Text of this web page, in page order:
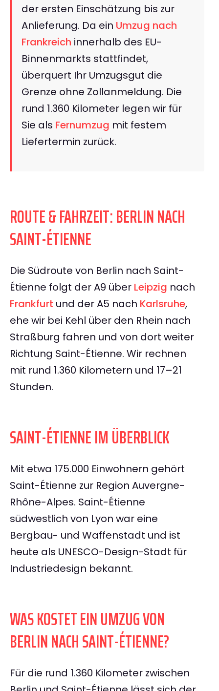
der ersten Einschätzung bis zur
Anlieferung. Da ein Umzug nach
Frankreich innerhalb des EU-
Binnenmarkts stattfindet,
überquert Ihr Umzugsgut die
Grenze ohne Zollanmeldung. Die
rund 1.360 Kilometer legen wir für
Sie als Fernumzug mit festem
Liefertermin zurück.
ROUTE & FAHRZEIT: BERLIN NACH
SAINT-ÉTIENNE
Die Südroute von Berlin nach Saint-
Étienne folgt der A9 über Leipzig nach
Frankfurt und der A5 nach Karlsruhe,
ehe wir bei Kehl über den Rhein nach
Straßburg fahren und von dort weiter
Richtung Saint-Étienne. Wir rechnen
mit rund 1.360 Kilometern und 17–21
Stunden.
SAINT-ÉTIENNE IM ÜBERBLICK
Mit etwa 175.000 Einwohnern gehört
Saint-Étienne zur Region Auvergne-
Rhône-Alpes. Saint-Étienne
südwestlich von Lyon war eine
Bergbau- und Waffenstadt und ist
heute als UNESCO-Design-Stadt für
Industriedesign bekannt.
WAS KOSTET EIN UMZUG VON
BERLIN NACH SAINT-ÉTIENNE?
Für die rund 1.360 Kilometer zwischen